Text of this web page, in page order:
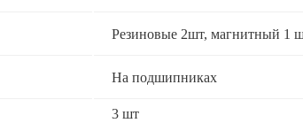
Резиновые 2шт, магнитный 1
На подшипниках
3 шт